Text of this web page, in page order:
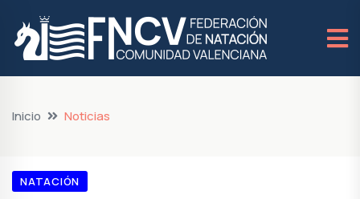
Inicio Noticias
NATACIÓN